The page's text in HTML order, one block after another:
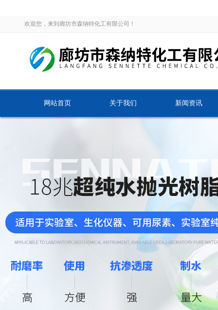
欢迎您，来到廊坊市森纳特化工有限公司！
网站首页 关于我们 新闻资讯